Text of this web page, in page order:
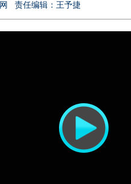
责任编辑：王予捷